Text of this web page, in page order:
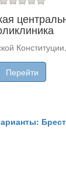
Перейти
Брест